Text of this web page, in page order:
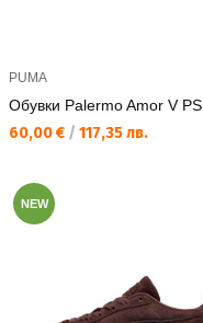
PUMA
Обувки Palermo Amor V PS
Текуща цена:
60,00 € / 117,35 лв.
NEW